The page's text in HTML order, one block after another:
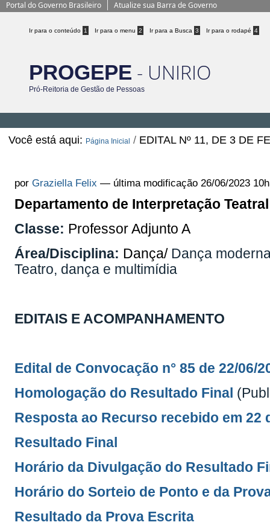
Portal do Governo Brasileiro Atualize sua Barra de Governo
Ir para o conteúdo 1 Ir para o menu 2 Ir para a Busca 3 Ir para o rodapé 4
PROGEPE - UNIRIO
Pró-Reitoria de Gestão de Pessoas
Você está aqui: Página Inicial / EDITAL Nº 11, DE 3 DE
porGraziella Felix — última modificação 26/06/2023
Departamento de Interpretação Teatral
Classe: Professor Adjunto A
Área/Disciplina: Dança/ Dança
Teatro, dança e multimídia
EDITAIS E ACOMPANHAMENTO
Edital de Convocação n° 85 de 22/06/
Homologação do Resultado Final
Resposta ao Recurso recebido em 22
Resultado Final
Horário da Divulgação do Resultado
Horário do Sorteio de Ponto e da
Resultado da Prova Escrita